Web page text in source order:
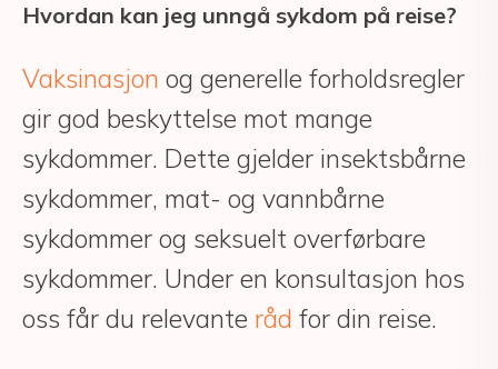
Hvordan kan jeg unngå sykdom på reise?
Vaksinasjon og generelle forholdsregler
gir god beskyttelse mot mange
sykdommer. Dette gjelder insektsbårne
sykdommer, mat- og vannbårne
sykdommer og seksuelt overførbare
sykdommer. Under en konsultasjon hos
oss får du relevante råd for din reise.